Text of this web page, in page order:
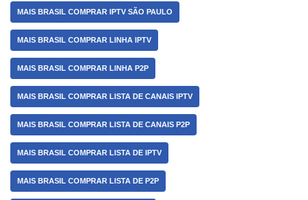
MAIS BRASIL COMPRAR IPTV SÃO PAULO
MAIS BRASIL COMPRAR LINHA IPTV
MAIS BRASIL COMPRAR LINHA P2P
MAIS BRASIL COMPRAR LISTA DE CANAIS IPTV
MAIS BRASIL COMPRAR LISTA DE CANAIS P2P
MAIS BRASIL COMPRAR LISTA DE IPTV
MAIS BRASIL COMPRAR LISTA DE P2P